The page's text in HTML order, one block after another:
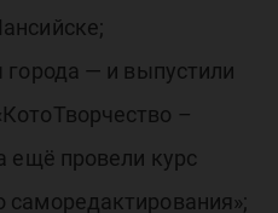
города — и выпустили
–
ещё провели курс
саморедактирования»;